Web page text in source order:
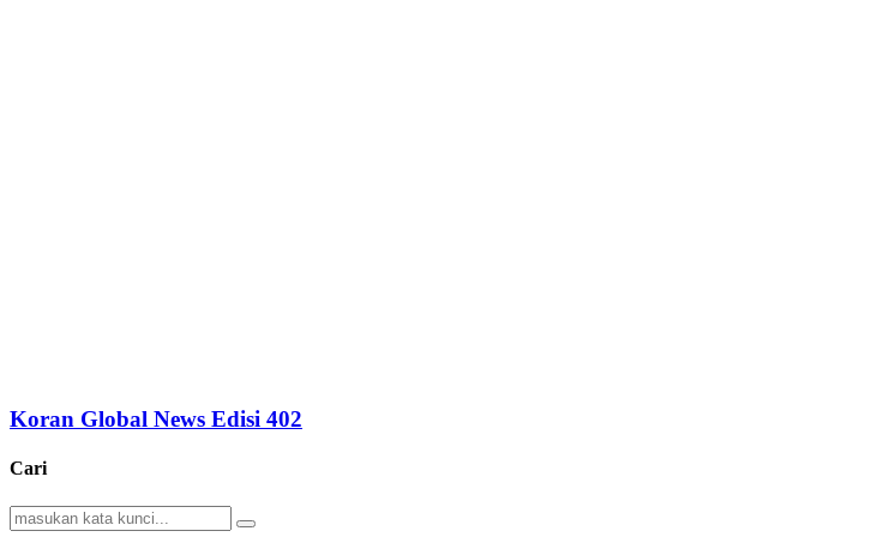
Koran Global News Edisi 402
Cari
Search
Search